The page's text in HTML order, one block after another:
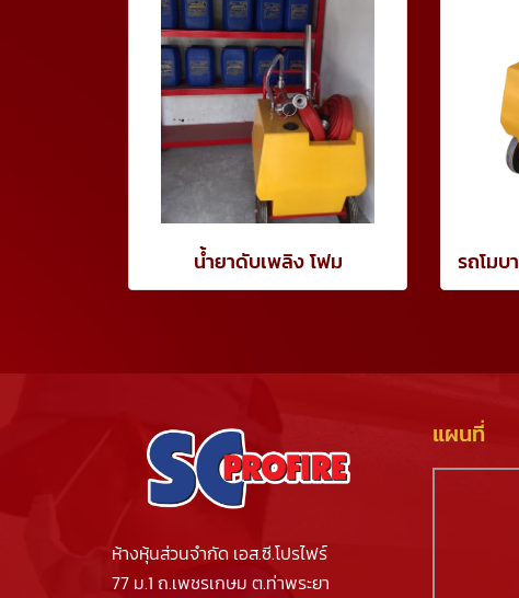
น้ำยาดับเพลิง โฟม
ห้างหุ้นส่วนจำกัด เอส.ซี.โปรไฟร์
77 ม.1 ถ.เพชรเกษม ต.ท่าพระยา
แผนที่